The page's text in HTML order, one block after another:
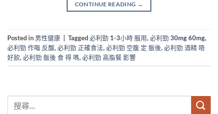
CONTINUE READING →
Posted in 男性健康 | Tagged必利勁 1-3小時 服用,必利勁 30mg 60mg,
必利勁 作嘔 反酸,必利勁 正確食法,必利勁 空腹 定 飯後,必利勁 酒精 唔
好飲,必利勁 飯後 食 得 嗎,必利勁 高脂餐 影響